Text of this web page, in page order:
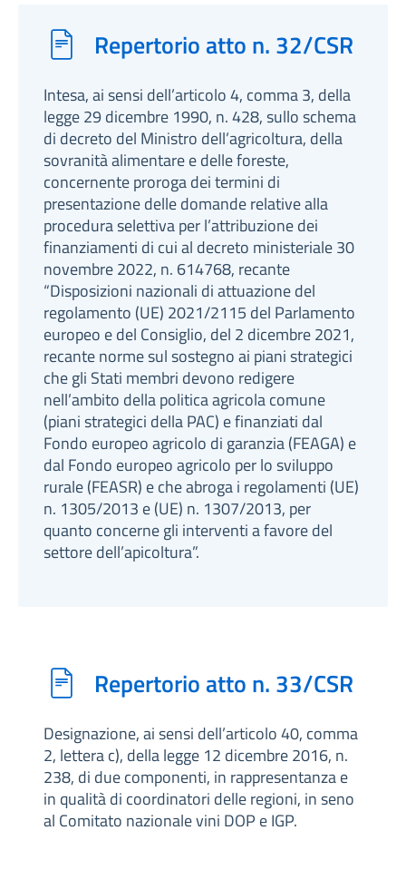
Repertorio atto n. 32/CSR
Intesa, ai sensi dell’articolo 4, comma 3, della
legge 29 dicembre 1990, n. 428, sullo schema
di decreto del Ministro dell’agricoltura, della
sovranità alimentare e delle foreste,
concernente proroga dei termini di
presentazione delle domande relative alla
procedura selettiva per l’attribuzione dei
finanziamenti di cui al decreto ministeriale 30
novembre 2022, n. 614768, recante
“Disposizioni nazionali di attuazione del
regolamento (UE) 2021/2115 del Parlamento
europeo e del Consiglio, del 2 dicembre 2021,
recante norme sul sostegno ai piani strategici
che gli Stati membri devono redigere
nell’ambito della politica agricola comune
(piani strategici della PAC) e finanziati dal
Fondo europeo agricolo di garanzia (FEAGA) e
dal Fondo europeo agricolo per lo sviluppo
rurale (FEASR) e che abroga i regolamenti (UE)
n. 1305/2013 e (UE) n. 1307/2013, per
quanto concerne gli interventi a favore del
settore dell’apicoltura”.
Repertorio atto n. 33/CSR
Designazione, ai sensi dell’articolo 40, comma
2, lettera c), della legge 12 dicembre 2016, n.
238, di due componenti, in rappresentanza e
in qualità di coordinatori delle regioni, in seno
al Comitato nazionale vini DOP e IGP.